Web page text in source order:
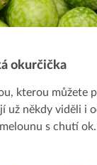
okurčička
kterou můžete
už někdy viděli i
s chutí ok